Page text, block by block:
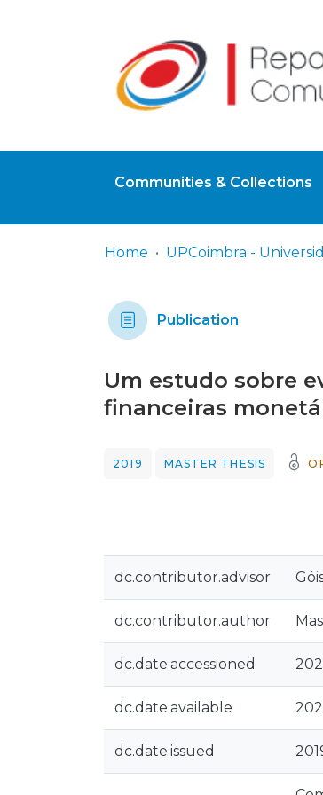
Communities & Collections
Home
Publication
Um estudo sobre
financeiras
2019 MASTER THESIS
dc.contributor.advisor
dc.contributor.author
dc.date.accessioned
dc.date.available
dc.date.issued